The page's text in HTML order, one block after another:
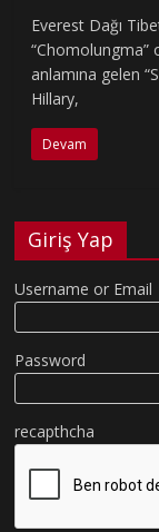
Everest Dağı
“Chomolungma”
anlamına gelen
Hillary,
Devam
Giriş Yap
Username or Email
Password
recapthcha